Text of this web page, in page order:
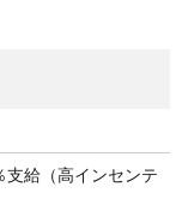
給（高インセンテ